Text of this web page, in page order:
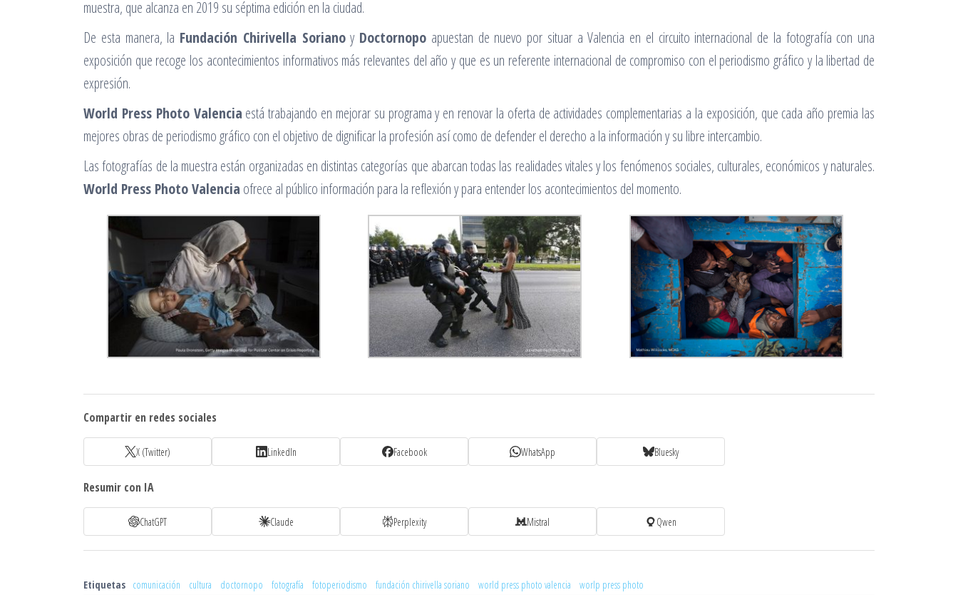
muestra, que alcanza en 2019 su séptima edición en la ciudad.
De esta manera, la Fundación Chirivella Sorianoy Doctornopo apuestan de nuevo por situar a Valencia en el circuito internacional de la fotografía con una
exposición que recoge los acontecimientos informativos más relevantes del año y que es un referente internacional de compromiso con el periodismo gráfico y la libertad de
expresión.
World Press Photo Valencia está trabajando en mejorar su programa y en renovar la oferta de actividades complementarias a la exposición, que cada año premia las
mejores obras de periodismo gráfico con el objetivo de dignificar la profesión así como de defender el derecho a la información y su libre intercambio.
Las fotografías de la muestra están organizadas en distintas categorías que abarcan todas las realidades vitales y los fenómenos sociales, culturales, económicos y naturales.
World Press Photo Valencia ofrece al público información para la reflexión y para entender los acontecimientos del momento.
Compartir en redes sociales
X (Twitter) LinkedIn Facebook WhatsApp Bluesky
Resumir con IA
ChatGPT Claude Perplexity Mistral Qwen
Etiquetas comunicación cultura doctornopo fotografía fotoperiodismo fundación chirivella soriano world press photo valencia worlp press photo